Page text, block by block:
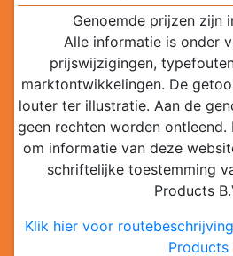
Genoemde prijzen zijn
Alle informatie is onder
prijswijzigingen,
marktontwikkelingen. De
louter ter illustratie. Aan de
geen rechten worden
om informatie van deze
schriftelijke toestemming
Products
Klik hier voor
Products